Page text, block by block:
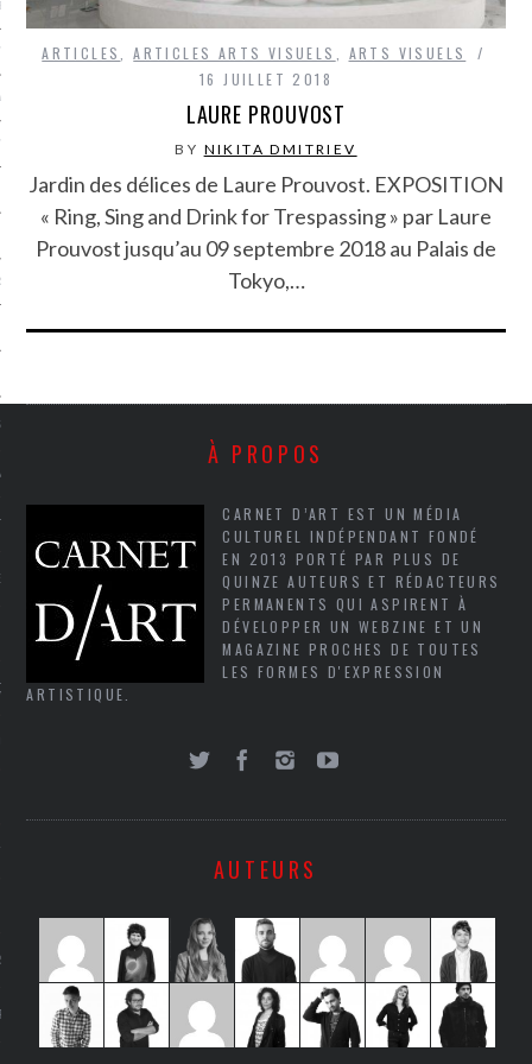
BONHEUR
GUERRE
EN VOD
ARTICLES ,ARTICLES ARTS VISUELS
ARTS VISUELS
16 JUILLET 2018
LAURE PROUVOST
BY NIKITA DMITRIEV
Jardin des délices de Laure Prouvost. EXPOSITION
« Ring, Sing and Drink for Trespassing » par Laure
Prouvost jusqu’au 09 septembre 2018 au Palais de
Tokyo,…
À PROPOS
CARNET D’ART EST UN MÉDIA
CULTUREL INDÉPENDANT FONDÉ
EN 2013 PORTÉ PAR PLUS DE
QUINZE AUTEURS ET RÉDACTEURS
PERMANENTS QUI ASPIRENT À
DÉVELOPPER UN WEBZINE ET UN
MAGAZINE PROCHES DE TOUTES
LES FORMES D'EXPRESSION
ARTISTIQUE.
AUTEURS